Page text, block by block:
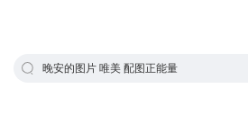
晚安的图片 唯美 配图正能量